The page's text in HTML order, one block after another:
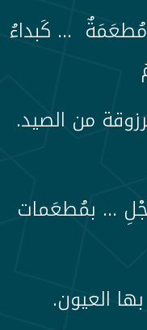
… كَبداءُ
من الصيد.
… بمُطعَمات
العيون.